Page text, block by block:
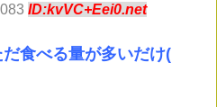
ID:kvVC+Eei0.net
だ食べる量が多いだけ(